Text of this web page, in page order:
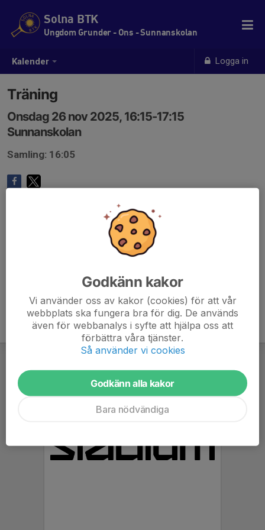
Kalender Logga in
Solna BTK
Ungdom Grunder - Ons - Sunnanskolan
Träning
Onsdag 26 nov 2025, 16:15-17:15
Sunnanskolan
Samling: 16:05
Godkänn kakor
Vi använder oss av kakor (cookies) för att vår
webbplats ska fungera bra för dig. De används
även för webbanalys i syfte att hjälpa oss att
förbättra våra tjänster.
Så använder vi cookies
Godkänn alla kakor
Bara nödvändiga